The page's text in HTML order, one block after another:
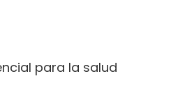
para la salud